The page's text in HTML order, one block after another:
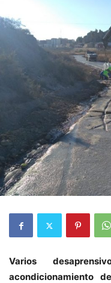
Varios
acondicionamiento